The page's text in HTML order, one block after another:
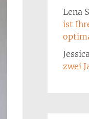
Lena
ist
zwei